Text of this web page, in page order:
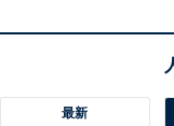
最新